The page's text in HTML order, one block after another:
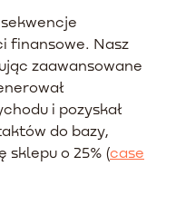
finansowe. Nasz
zaawansowane
i pozyskał
do bazy,
sklepu o 25% (case